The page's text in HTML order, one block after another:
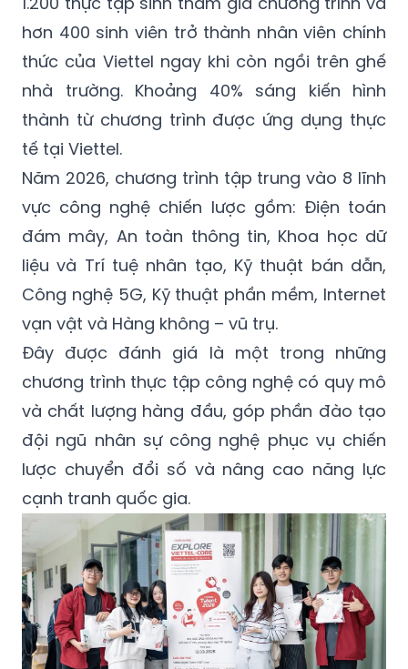
hơn 400 sinh viên trở thành nhân viên chính
thức của Viettel ngay khi còn ngồi trên ghế
nhà trường. Khoảng 40% sáng kiến hình
thành từ chương trình được ứng dụng thực
tế tại Viettel.
Năm 2026, chương trình tập trung vào 8 lĩnh
vực công nghệ chiến lược gồm: Điện toán
đám mây, An toàn thông tin, Khoa học dữ
liệu và Trí tuệ nhân tạo, Kỹ thuật bán dẫn,
Công nghệ 5G, Kỹ thuật phần mềm, Internet
vạn vật và Hàng không – vũ trụ.
Đây được đánh giá là một trong những
chương trình thực tập công nghệ có quy mô
và chất lượng hàng đầu, góp phần đào tạo
đội ngũ nhân sự công nghệ phục vụ chiến
lược chuyển đổi số và nâng cao năng lực
cạnh tranh quốc gia.